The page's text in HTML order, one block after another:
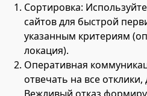
Сортировка:
сайтов для быстрой
указанным критериям
локация).
Оперативная
отвечать на все